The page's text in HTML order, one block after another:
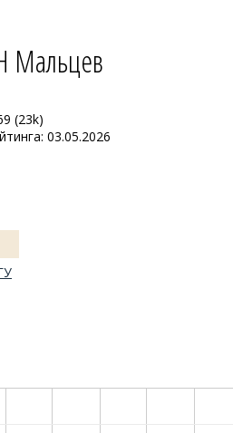
Мальцев
(23k)
03.05.2026